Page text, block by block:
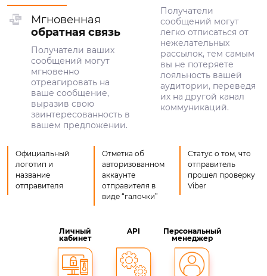
Мгновенная
обратная связь
Получатели ваших
сообщений могут
мгновенно
отреагировать на
ваше сообщение,
выразив свою
заинтересованность в
вашем предложении.
Получатели
сообщений могут
легко отписаться от
нежелательных
рассылок, тем самым
вы не потеряете
лояльность вашей
аудитории, переведя
их на другой канал
коммуникаций.
Официальный
логотип и
название
отправителя
Отметка об
авторизованном
аккаунте
отправителя в
виде “галочки”
Статус о том, что
отправитель
прошел проверку
Viber
Личный
кабинет
API
Персональный
менеджер